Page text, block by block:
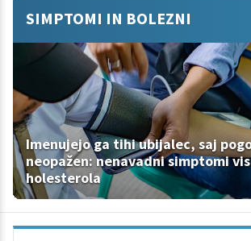
SIMPTOMI IN BOLEZNI
Imenujejo ga tihi ubijalec, saj
neopažen: nenavadni simptomi
holesterola